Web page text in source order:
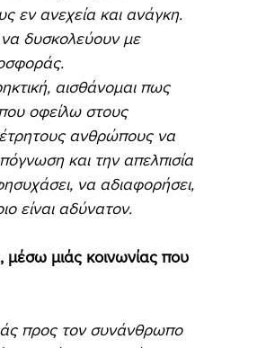
εν ανεχεία και ανάγκη.
δυσκολεύουν με
οφείλω στους
ανθρώπους να
και την απελπισία
να αδιαφορήσει,
είναι αδύνατον.
μιάς κοινωνίας που
προς τον συνάνθρωπο